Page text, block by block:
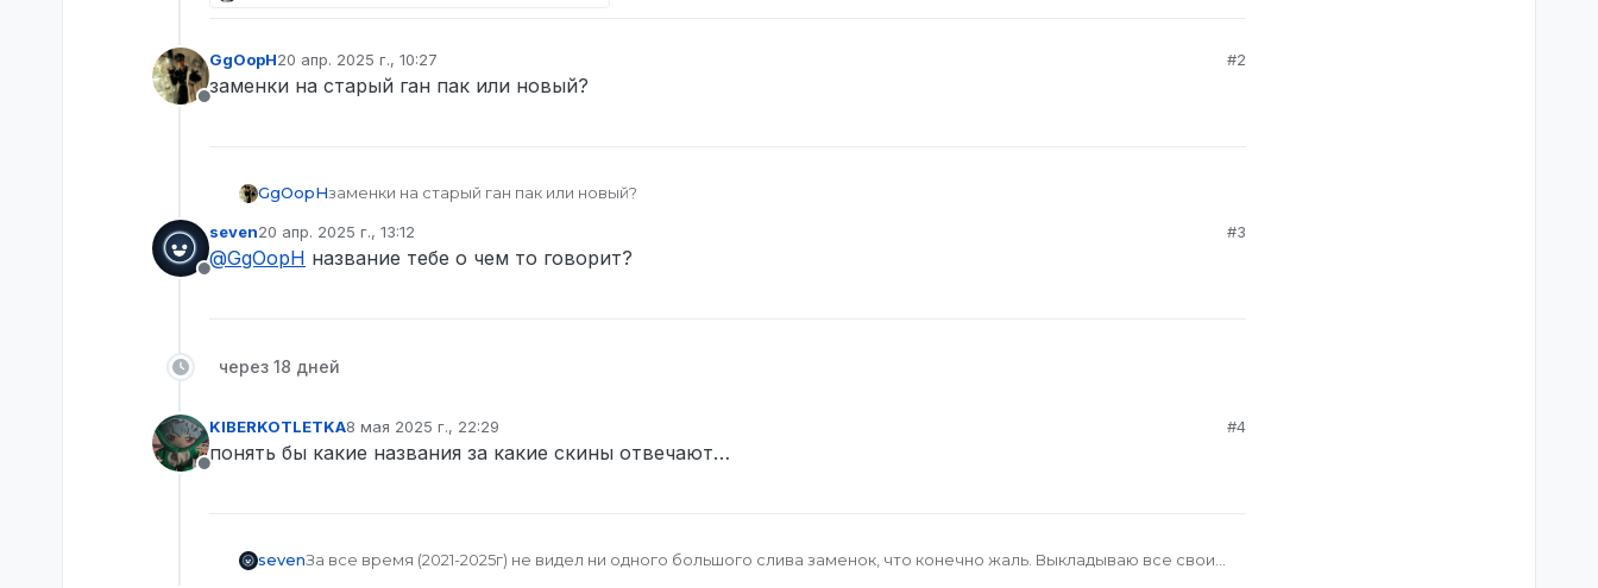
Не в сети
GgOopH20 апр. 2025 г., 10:27
отредактировано
#2
заменки на старый ган пак или новый?
GgOopHзаменки на старый ган пак или новый?
Не в сети
seven20 апр. 2025 г., 13:12
отредактировано
#3
@GgOopH название тебе о чем то говорит?
через 18 дней
Не в сети
KIBERKOTLETKA8 мая 2025 г., 22:29
отредактировано
#4
понять бы какие названия за какие скины отвечают…
sevenЗа все время (2021-2025г) не видел ни одного большого слива заменок, что конечно жаль. Выкладываю все свои